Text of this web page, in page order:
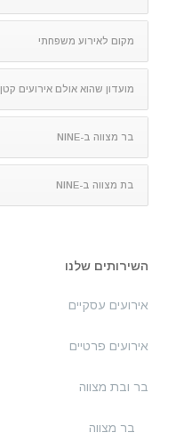
מקום לאירוע משפחתי
מועדון שהוא אולם אירועים קטן
בר מצווה ב-NINE
בת מצווה ב-NINE
השירותים שלנו
אירועים עסקיים
אירועים פרטיים
בר ובת מצווה
בר מצווה